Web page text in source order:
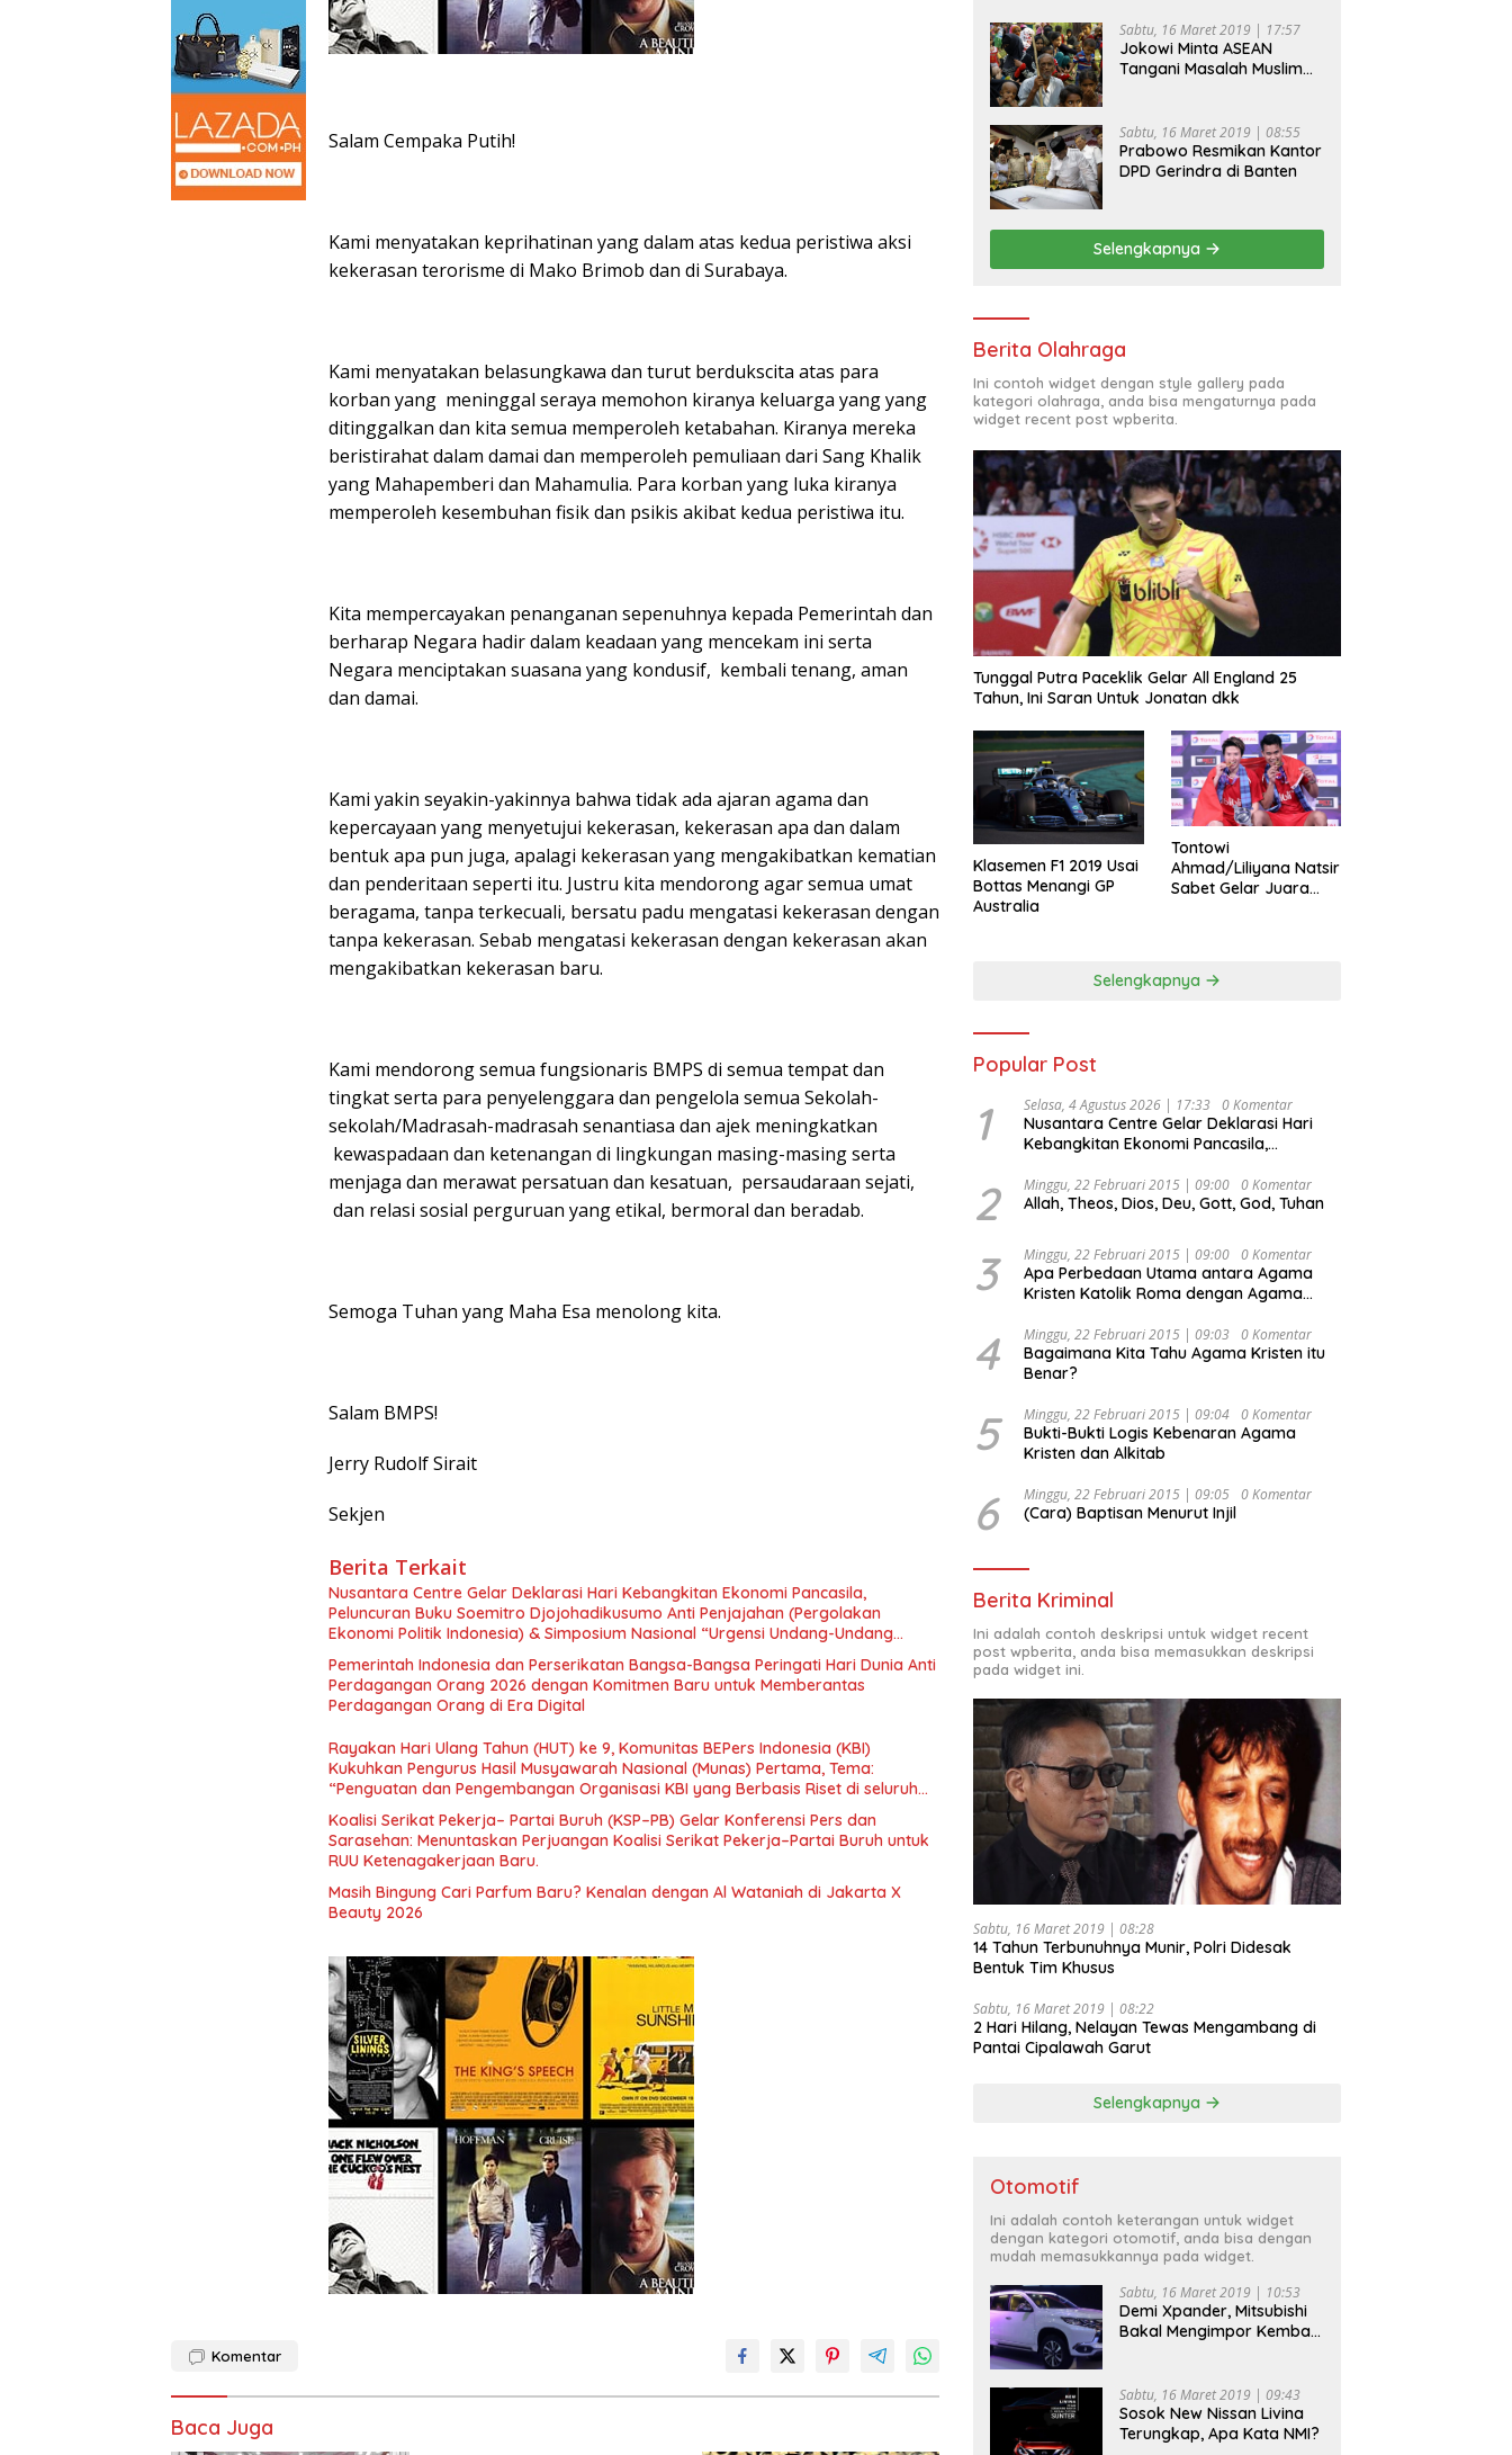
Salam Cempaka Putih!
Kami menyatakan keprihatinan yang dalam atas kedua peristiwa aksi
kekerasan terorisme di Mako Brimob dan di Surabaya.
Kami menyatakan belasungkawa dan turut berdukscita atas para
korban yang meninggal seraya memohon kiranya keluarga yang yang
ditinggalkan dan kita semua memperoleh ketabahan. Kiranya mereka
beristirahat dalam damai dan memperoleh pemuliaan dari Sang Khalik
yang Mahapemberi dan Mahamulia. Para korban yang luka kiranya
memperoleh kesembuhan fisik dan psikis akibat kedua peristiwa itu.
Kita mempercayakan penanganan sepenuhnya kepada Pemerintah dan
berharap Negara hadir dalam keadaan yang mencekam ini serta
Negara menciptakan suasana yang kondusif, kembali tenang, aman
dan damai.
Kami yakin seyakin-yakinnya bahwa tidak ada ajaran agama dan
kepercayaan yang menyetujui kekerasan, kekerasan apa dan dalam
bentuk apa pun juga, apalagi kekerasan yang mengakibatkan kematian
dan penderitaan seperti itu. Justru kita mendorong agar semua umat
beragama, tanpa terkecuali, bersatu padu mengatasi kekerasan dengan
tanpa kekerasan. Sebab mengatasi kekerasan dengan kekerasan akan
mengakibatkan kekerasan baru.
Kami mendorong semua fungsionaris BMPS di semua tempat dan
tingkat serta para penyelenggara dan pengelola semua Sekolah-
sekolah/Madrasah-madrasah senantiasa dan ajek meningkatkan
kewaspadaan dan ketenangan di lingkungan masing-masing serta
menjaga dan merawat persatuan dan kesatuan, persaudaraan sejati,
dan relasi sosial perguruan yang etikal, bermoral dan beradab.
Semoga Tuhan yang Maha Esa menolong kita.
Salam BMPS!
Jerry Rudolf Sirait
Sekjen
Berita Terkait
Nusantara Centre Gelar Deklarasi Hari Kebangkitan Ekonomi Pancasila,
Peluncuran Buku Soemitro Djojohadikusumo Anti Penjajahan (Pergolakan
Ekonomi Politik Indonesia) & Simposium Nasional “Urgensi Undang-Undang
Perekonomian Nasional dan Kesejahteraan Sosial dalam Menata Bangsa Menuju
Indonesia Emas 2045”,
Pemerintah Indonesia dan Perserikatan Bangsa-Bangsa Peringati Hari Dunia Anti
Perdagangan Orang 2026 dengan Komitmen Baru untuk Memberantas
Perdagangan Orang di Era Digital
Rayakan Hari Ulang Tahun (HUT) ke 9, Komunitas BEPers Indonesia (KBI)
Kukuhkan Pengurus Hasil Musyawarah Nasional (Munas) Pertama, Tema:
“Penguatan dan Pengembangan Organisasi KBI yang Berbasis Riset di seluruh
Indonesia dan Mancanegara”.
Koalisi Serikat Pekerja– Partai Buruh (KSP–PB) Gelar Konferensi Pers dan
Sarasehan: Menuntaskan Perjuangan Koalisi Serikat Pekerja–Partai Buruh untuk
RUU Ketenagakerjaan Baru.
Masih Bingung Cari Parfum Baru? Kenalan dengan Al Wataniah di Jakarta X
Beauty 2026
Komentar
Baca Juga
Sabtu, 16 Maret 2019 | 17:57
Jokowi Minta ASEAN
Tangani Masalah Muslim
Sabtu, 16 Maret 2019 | 08:55
Prabowo Resmikan Kantor
DPD Gerindra di Banten
Selengkapnya
Berita Olahraga
Ini contoh widget dengan style gallery pada
kategori olahraga, anda bisa mengaturnya pada
widget recent post wpberita.
Tunggal Putra Paceklik Gelar All England 25
Tahun, Ini Saran Untuk Jonatan dkk
Klasemen F1 2019 Usai
Bottas Menangi GP
Australia
Tontowi
Ahmad/Liliyana Natsir
Sabet Gelar Juara
Selengkapnya
Popular Post
1 Selasa, 4 Agustus 2026 | 17:33 0 Komentar
Nusantara Centre Gelar Deklarasi Hari
Kebangkitan Ekonomi Pancasila,
Djojohadikusumo Anti Penjajahan
(Pergolakan Ekonomi Politik Indonesia) &
Undang Perekonomian Nasional dan
Kesejahteraan Sosial dalam Menata
Bangsa Menuju Indonesia Emas 2045”,
2 Minggu, 22 Februari 2015 | 09:00 0 Komentar
Allah, Theos, Dios, Deu, Gott, God, Tuhan
3 Minggu, 22 Februari 2015 | 09:00 0 Komentar
Apa Perbedaan Utama antara Agama
Kristen Katolik Roma dengan Agama
4 Minggu, 22 Februari 2015 | 09:03 0 Komentar
Bagaimana Kita Tahu Agama Kristen itu
Benar?
5 Minggu, 22 Februari 2015 | 09:04 0 Komentar
Bukti-Bukti Logis Kebenaran Agama
Kristen dan Alkitab
6 Minggu, 22 Februari 2015 | 09:05 0 Komentar
(Cara) Baptisan Menurut Injil
Berita Kriminal
Ini adalah contoh deskripsi untuk widget recent
post wpberita, anda bisa memasukkan deskripsi
pada widget ini.
Sabtu, 16 Maret 2019 | 08:28
14 Tahun Terbunuhnya Munir, Polri Didesak
Bentuk Tim Khusus
Sabtu, 16 Maret 2019 | 08:22
2 Hari Hilang, Nelayan Tewas Mengambang di
Pantai Cipalawah Garut
Selengkapnya
Otomotif
Ini adalah contoh keterangan untuk widget
dengan kategori otomotif, anda bisa dengan
mudah memasukkannya pada widget.
Sabtu, 16 Maret 2019 | 10:53
Demi Xpander, Mitsubishi
Bakal Mengimpor Kembali
Sabtu, 16 Maret 2019 | 09:43
Sosok New Nissan Livina
Terungkap, Apa Kata NMI?